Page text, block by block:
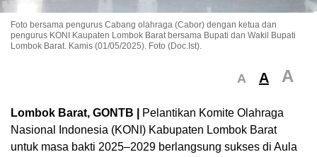
Foto bersama pengurus Cabang olahraga (Cabor) dengan ketua dan
pengurus KONI Kaupaten Lombok Barat bersama Bupati dan Wakil Bupati
Lombok Barat. Kamis (01/05/2025). Foto (Doc.Ist).
A A A
Lombok Barat, GONTB |
Pelantikan Komite Olahraga
Nasional Indonesia (KONI) Kabupaten Lombok Barat
untuk masa bakti 2025–2029 berlangsung sukses di Aula